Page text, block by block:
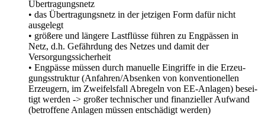
Übertragungsnetz
• das Über­tra­gungs­netz in der jet­zi­gen Form dafür nicht
ausgelegt
• grö­ße­re und län­ge­re Last­flüs­se füh­ren zu Eng­päs­sen in
Netz, d.h. Gefähr­dung des Net­zes und damit der
Versorgungssicherheit
• Eng­päs­se müs­sen durch manu­el­le Ein­grif­fe in die Erzeu­
gungs­struk­tur (Anfahren/Absenken von kon­ven­tio­nel­len
Erzeu­gern, im Zwei­fels­fall Abre­geln von EE-Anla­gen) besei­
tigt wer­den -> gro­ßer tech­ni­scher und finan­zi­el­ler Auf­wand
(betrof­fe­ne Anla­gen müs­sen ent­schä­digt werden)